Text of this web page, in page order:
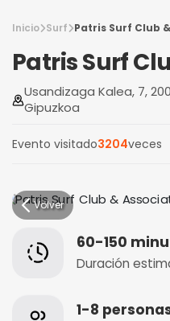
Inicio Surf Patris Surf Club
Patris Surf
Usandizaga Kalea, 7,
Gipuzkoa
Evento visitado3204veces
Volver
60-150
Duración
1-8